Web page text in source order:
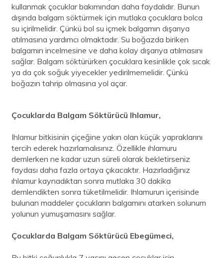
kullanmak çocuklar bakımından daha faydalıdır. Bunun
dışında balgam söktürmek için mutlaka çocuklara bolca
su içirilmelidir. Çünkü bol su içmek balgamın dışarıya
atılmasına yardımcı olmaktadır. Su boğazda biriken
balgamın incelmesine ve daha kolay dışarıya atılmasını
sağlar. Balgam söktürürken çocuklara kesinlikle çok sıcak
ya da çok soğuk yiyecekler yedirilmemelidir. Çünkü
boğazın tahrip olmasına yol açar.
Çocuklarda Balgam Söktürücü Ihlamur,
Ihlamur bitkisinin çiçeğine yakın olan küçük yapraklarını
tercih ederek hazırlamalısınız. Özellikle ıhlamuru
demlerken ne kadar uzun süreli olarak bekletirseniz
faydası daha fazla ortaya çıkacaktır. Hazırladığınız
ıhlamur kaynadıktan sonra mutlaka 30 dakika
demlendikten sonra tüketilmelidir. Ihlamurun içerisinde
bulunan maddeler çocukların balgamını atarken solunum
yolunun yumuşamasını sağlar.
Çocuklarda Balgam Söktürücü Ebegümeci,